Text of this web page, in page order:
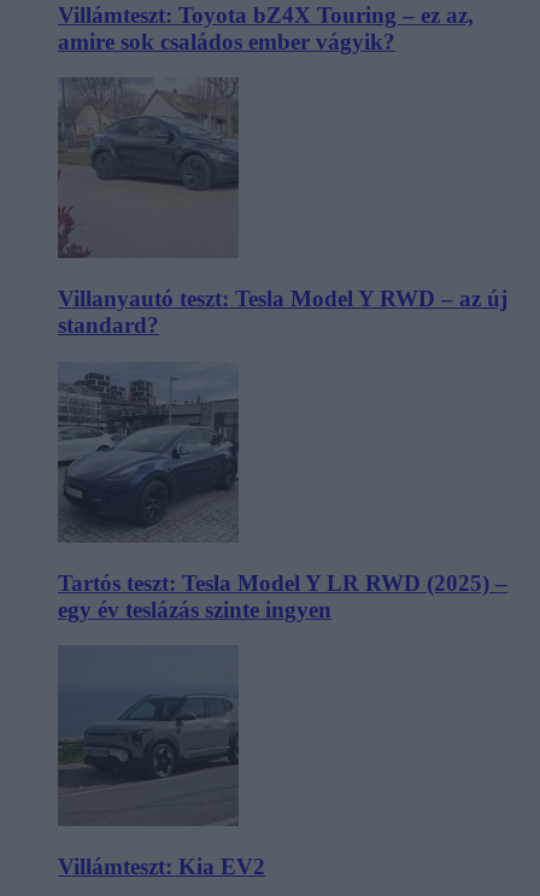
Villámteszt: Toyota bZ4X Touring – ez az,
amire sok családos ember vágyik?
Villanyautó teszt: Tesla Model Y RWD – az új
standard?
Tartós teszt: Tesla Model Y LR RWD (2025) –
egy év teslázás szinte ingyen
Villámteszt: Kia EV2